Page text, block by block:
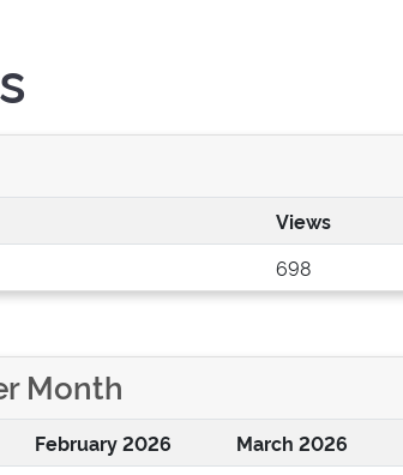
Views
698
Month
February 2026 March 2026